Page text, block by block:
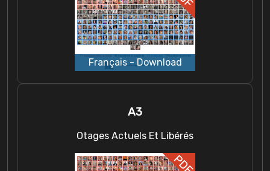
A3
Otages Actuels Et Libérés